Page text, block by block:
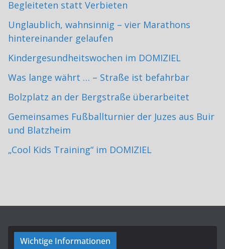
Begleiteten statt Verbieten
Unglaublich, wahnsinnig – vier Marathons
hintereinander gelaufen
Kindergesundheitswochen im DOMIZIEL
Was lange währt … – Straße ist befahrbar
Bolzplatz an der Bergstraße überarbeitet
Gemeinsames Fußballturnier der Juzes aus Buir
und Blatzheim
„Cool Kids Training“ im DOMIZIEL
Wichtige Informationen